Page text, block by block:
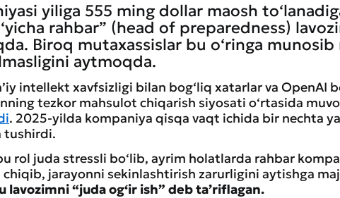
yiliga 555 ming dollar maosh
rahbar” (head of preparedness)
Biroq mutaxassislar bu o‘ringa munosib
aytmoqda.
intellekt xavfsizligi bilan bog‘liq xatarlar va OpenAI
tezkor mahsulot chiqarish siyosati o‘rtasida
. 2025-yilda kompaniya qisqa vaqt ichida bir nechta
tushirdi.
rol juda stressli bo‘lib, ayrim holatlarda rahbar
jarayonni sekinlashtirish zarurligini aytishga
lavozimni “juda og‘ir ish” deb ta’riflagan.